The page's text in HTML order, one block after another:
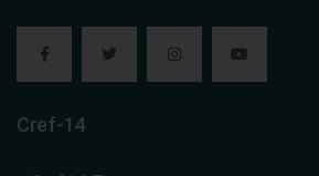
Cref-14